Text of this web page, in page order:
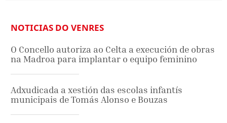
NOTICIAS DO VENRES
O Concello autoriza ao Celta a execución de obras
na Madroa para implantar o equipo feminino
Adxudicada a xestión das escolas infantís
municipais de Tomás Alonso e Bouzas